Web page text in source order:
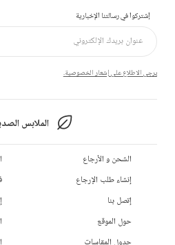
إشتركوا في رسالتنا الإخبارية
يرجى الاطلاع على إشعار الخصوصية.
الملابس
الشحن و الأرجاع
إنشاء طلب الإرجاع
إتصل بنا
حول الموقع
جدول المقاسات